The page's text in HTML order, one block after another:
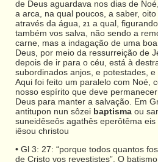
de Deus aguardava nos dias de
a arca, na qual poucos, a saber,
através da água,
21 a qual,
também vos salva, não sendo a
carne, mas a indagação de uma
Deus, por meio da ressurreição de
depois de ir para o céu, está à
subordinados anjos, e potestades, e
Aqui foi feito um paralelo com Noé,
nosso espírito que deve
Deus para manter a salvação. Em
antitupon nun sôzei baptisma ou
suneidêseôs agathês eperôtêma
iêsou christou
• Gl 3: 27: “porque todos quantos
de Cristo vos revestistes”. O